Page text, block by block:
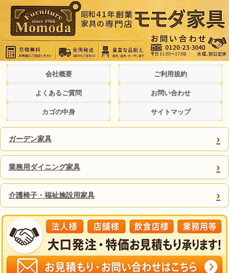
会社概要 ご利用規約
よくあるご質問 お問い合わせ
カゴの中身 サイトマップ
ガーデン家具 ›
業務用ダイニング家具 ›
介護椅子・福祉施設用家具 ›